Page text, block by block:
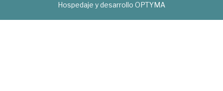
Hospedaje y desarrollo OPTYMA